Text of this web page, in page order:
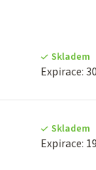
Skladem
Expirace:
Skladem
Expirace: